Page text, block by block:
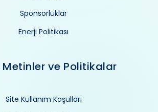
Sponsorluklar
Enerji Politikası
ve Politikalar
Site Kullanım Koşulları